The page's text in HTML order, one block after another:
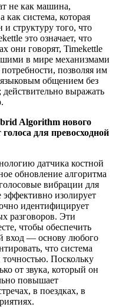
не как машина,
как система, которая
структуру того, что
это означает, что
они говорят, Timekettle
в мире механизмами
позволяя им
общением без
действительно выражать
Algorithm нового
для превосходной
датчика костной
обновление алгоритма
вибрации для
эффективно изолирует
идентифицирует
разговоров. Эти
чтобы обеспечить
вход — основу любого
что система
Поскольку
от звука, который он
повышает
в поездках, в